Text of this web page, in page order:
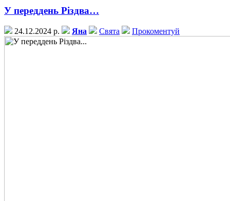
У переддень Різдва…
24.12.2024 р. Яна Свята Прокоментуй